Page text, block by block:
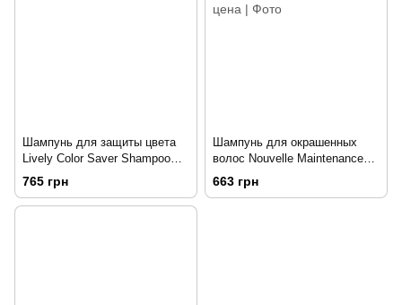
Шампунь для защиты цвета
Lively Color Saver Shampoo
1000 мл
765 грн
Шампунь для окрашенных
волос Nouvelle Maintenance
Shampoo 1000 мл.
663 грн